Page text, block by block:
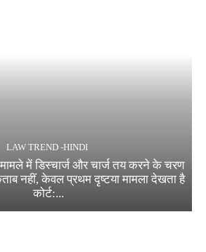
LAW TREND -HINDI
में डिस्चार्ज और चार्ज तय करने के चरण
नहीं, केवल प्रथम दृष्टया मामला देखता है
कोर्ट:...